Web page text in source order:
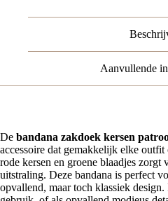
Aanvullende
De bandana zakdoek kersen
accessoire dat gemakkelijk elke
rode kersen en groene blaadjes zorgt
uitstraling. Deze bandana is perfect
opvallend, maar toch klassiek